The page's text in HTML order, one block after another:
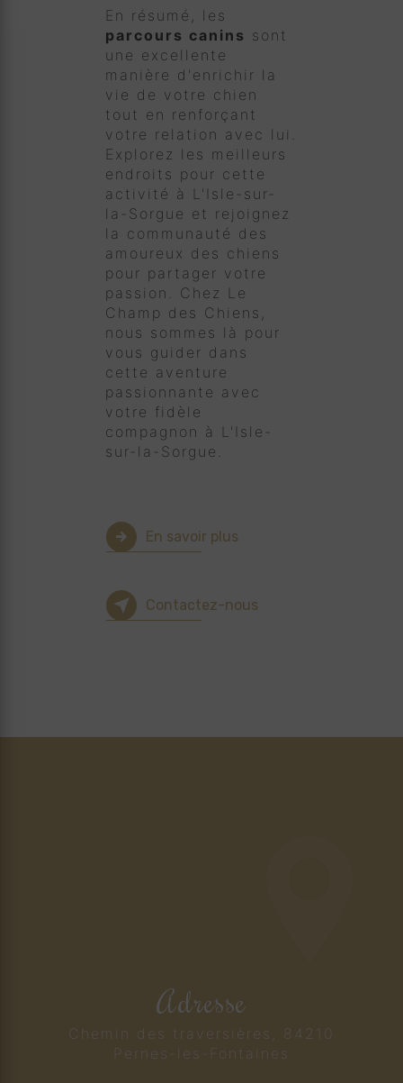
En résumé, les
parcours canins sont
une excellente
manière d'enrichir la
vie de votre chien
tout en renforçant
votre relation avec lui.
Explorez les meilleurs
endroits pour cette
activité à L'Isle-sur-
la-Sorgue et rejoignez
la communauté des
amoureux des chiens
pour partager votre
passion. Chez Le
Champ des Chiens,
nous sommes là pour
vous guider dans
cette aventure
passionnante avec
votre fidèle
compagnon à L'Isle-
sur-la-Sorgue.
En savoir plus
Contactez-nous
Adresse
Chemin des traversières, 84210
Pernes-les-Fontaines